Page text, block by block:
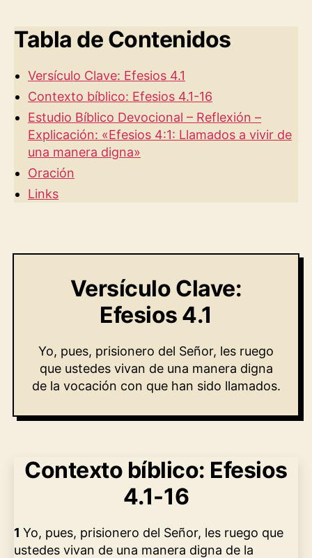
Tabla de Contenidos
Versículo Clave: Efesios 4.1
Contexto bíblico: Efesios 4.1-16
Estudio Bíblico Devocional – Reflexión –
Explicación: «Efesios 4:1: Llamados a vivir de
una manera digna»
Oración
Links
Versículo Clave:
Efesios 4.1
Yo, pues, prisionero del Señor, les ruego
que ustedes vivan de una manera digna
de la vocación con que han sido llamados.
Contexto bíblico: Efesios
4.1-16
1 Yo, pues, prisionero del Señor, les ruego que
ustedes vivan de una manera digna de la